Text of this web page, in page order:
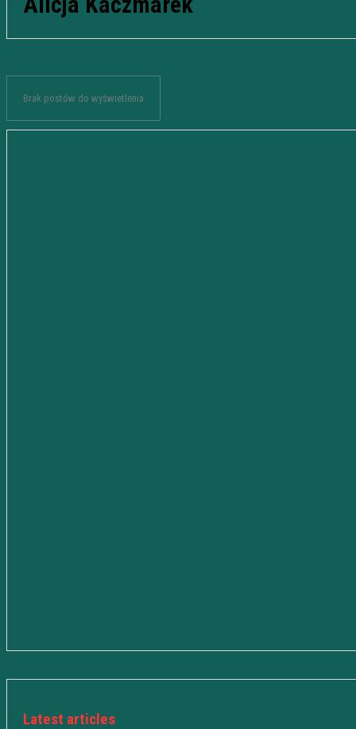
Brak postów do wyświetlenia
Latest articles